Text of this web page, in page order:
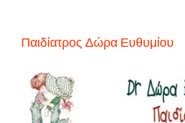
Παιδίατρος Δώρα Ευθυμίου